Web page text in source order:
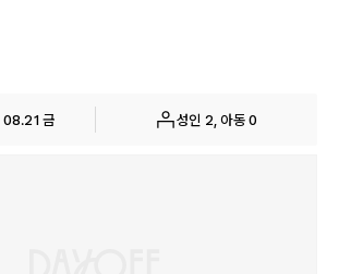
금 성인 2, 아동 0